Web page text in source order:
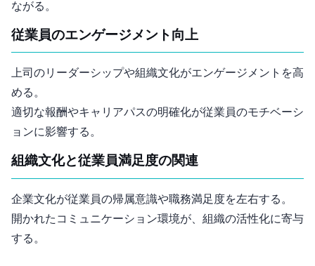
ながる。
従業員のエンゲージメント向上
上司のリーダーシップや組織文化がエンゲージメントを高
める。
適切な報酬やキャリアパスの明確化が従業員のモチベーシ
ョンに影響する。
組織文化と従業員満足度の関連
企業文化が従業員の帰属意識や職務満足度を左右する。
開かれたコミュニケーション環境が、組織の活性化に寄与
する。